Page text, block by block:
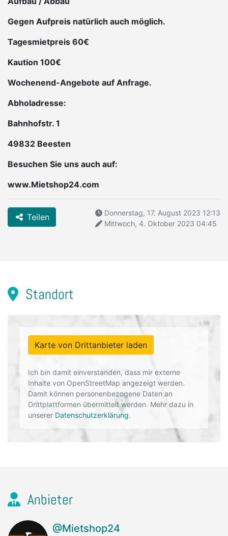
Gegen Aufpreis natürlich auch möglich.
Tagesmietpreis 60€
Kaution 100€
Wochenend-Angebote auf Anfrage.
Abholadresse:
Bahnhofstr. 1
49832 Beesten
Besuchen Sie uns auch auf:
www.Mietshop24.com
Teilen
Donnerstag, 17. August 2023 12:13
Mittwoch, 4. Oktober 2023 04:45
Standort
Karte von Drittanbieter laden
Ich bin damit einverstanden, dass mir externe
Inhalte von OpenStreetMap angezeigt werden.
Damit können personenbezogene Daten an
Drittplattformen übermittelt werden. Mehr dazu in
unserer Datenschutzerklärung.
Anbieter
@Mietshop24